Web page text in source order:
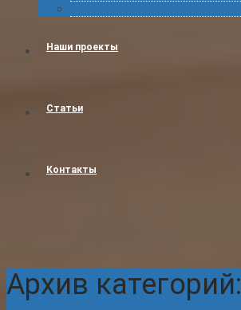
Наши проекты
Статьи
Контакты
Архив категорий: